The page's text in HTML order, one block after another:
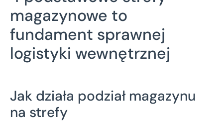
magazynowe to
fundament sprawnej
logistyki wewnętrznej
Jak działa podział magazynu
na strefy